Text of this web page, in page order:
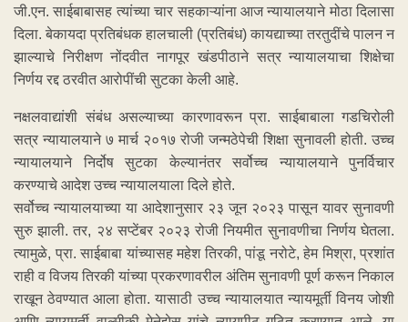
जी.एन. साईबाबासह त्यांच्या चार सहकाऱ्यांना आज न्यायालयाने मोठा दिलासा
दिला. बेकायदा प्रतिबंधक हालचाली (प्रतिबंध) कायद्याच्या तरतुदींचे पालन न
झाल्याचे निरीक्षण नोंदवीत नागपूर खंडपीठाने सत्र न्यायालयाचा शिक्षेचा
निर्णय रद्द ठरवीत आरोपींची सुटका केली आहे.
नक्षलवाद्यांशी संबंध असल्याच्या कारणावरून प्रा. साईबाबाला गडचिरोली
सत्र न्यायालयाने ७ मार्च २०१७ रोजी जन्मठेपेची शिक्षा सुनावली होती. उच्च
न्यायालयाने निर्दोष सुटका केल्यानंतर सर्वोच्च न्यायालयाने पुनर्विचार
करण्याचे आदेश उच्च न्यायालयाला दिले होते.
सर्वोच्च न्यायालयाच्या या आदेशानुसार २३ जून २०२३ पासून यावर सुनावणी
सुरु झाली. तर, २४ सप्टेंबर २०२३ रोजी नियमीत सुनावणीचा निर्णय घेतला.
त्यामुळे, प्रा. साईबाबा यांच्यासह महेश तिरकी, पांडू नरोटे, हेम मिश्रा, प्रशांत
राही व विजय तिरकी यांच्या प्रकरणावरील अंतिम सुनावणी पूर्ण करून निकाल
राखून ठेवण्यात आला होता. यासाठी उच्च न्यायालयात न्यायमूर्ती विनय जोशी